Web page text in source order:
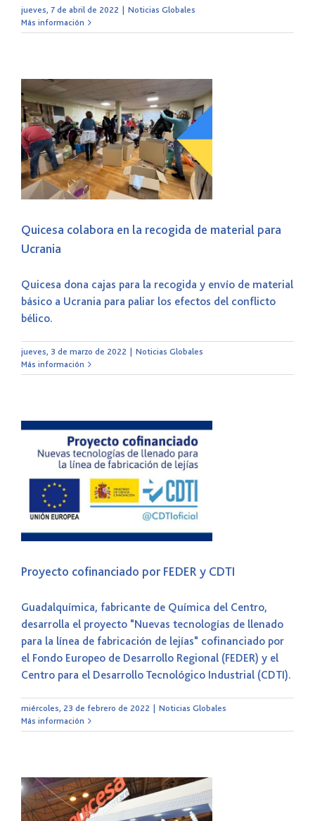
jueves, 7 de abril de 2022 | Noticias Globales
Más información
Quicesa colabora en la recogida de material para
Ucrania
Quicesa dona cajas para la recogida y envío de material
básico a Ucrania para paliar los efectos del conflicto
bélico.
jueves, 3 de marzo de 2022 | Noticias Globales
Más información
Proyecto cofinanciado por FEDER y CDTI
Guadalquímica, fabricante de Química del Centro,
desarrolla el proyecto "Nuevas tecnologías de llenado
para la línea de fabricación de lejías" cofinanciado por
el Fondo Europeo de Desarrollo Regional (FEDER) y el
Centro para el Desarrollo Tecnológico Industrial (CDTI).
miércoles, 23 de febrero de 2022 | Noticias Globales
Más información